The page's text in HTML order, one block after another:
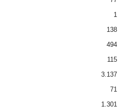
1
138
494
115
3.137
71
1.301